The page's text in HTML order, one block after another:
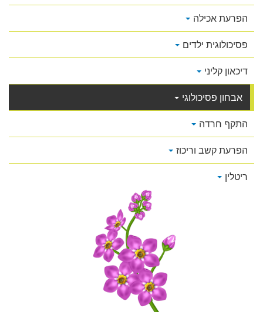
הפרעת אכילה
פסיכולוגית ילדים
דיכאון קליני
אבחון פסיכולוגי
התקף חרדה
הפרעת קשב וריכוז
ריטלין